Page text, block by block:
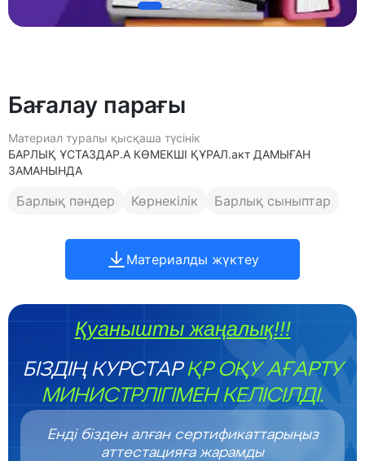
Бағалау парағы
Материал туралы қысқаша түсінік
БАРЛЫҚ ҰСТАЗДАР.А КӨМЕКШІ ҚҰРАЛ.акт ДАМЫҒАН
ЗАМАНЫНДА
Барлық пәндер Көрнекілік Барлық сыныптар
Материалды жүктеу
Қуанышты жаңалық!!!
БІЗДІҢ КУРСТАРҚР ОҚУ АҒАРТУ
МИНИСТРЛІГІМЕН КЕЛІСІЛДІ.
Енді бізден алған сертификаттарыңыз
аттестацияға жарамды